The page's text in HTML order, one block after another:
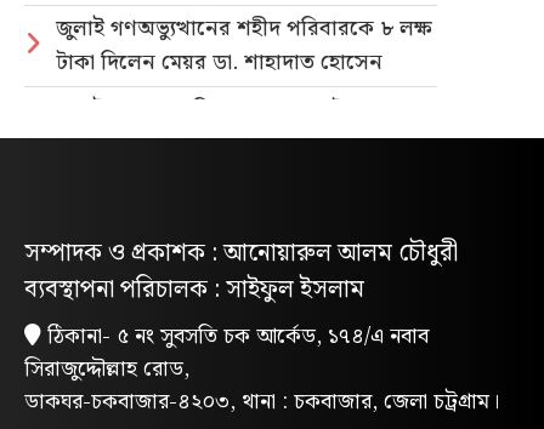
জুলাই গণঅভ্যুত্থানের শহীদ পরিবারকে ৮ লক্ষ
টাকা দিলেন মেয়র ডা. শাহাদাত হোসেন
জুলাই গণহত্যার বিচার ও গণভোটের গণরায়
বাস্তবায়নের দাবিতে জাতীয় ছাত্রশক্তির
পরিবেশবান্ধব ই-রিকশার লাইসেন্স
গণভোটের রায় ও জুলাই সনদ বাস্তবায়নের
দাবিতে লোহাগাড়ায় ছাত্রশিবিরের বিক্ষোভ
মিছিল
“চাঁদা নাপেয়ে পেঁপে বাগান ধ্বংস: পাহাড়ি
সম্পাদক ও প্রকাশক : আনোয়ারুল আলম চৌধুরী
ব্যবস্থাপনা পরিচালক : সাইফুল ইসলাম
ঠিকানা- ৫ নং সুবসতি চক আর্কেড, ১৭৪/এ নবাব
সিরাজুদ্দৌল্লাহ রোড,
ডাকঘর-চকবাজার-৪২০৩, থানা : চকবাজার, জেলা চট্রগ্রাম।